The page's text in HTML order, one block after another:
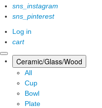
sns_instagram
sns_pinterest
Log in
cart
Ceramic/Glass/Wood
All
Cup
Bowl
Plate